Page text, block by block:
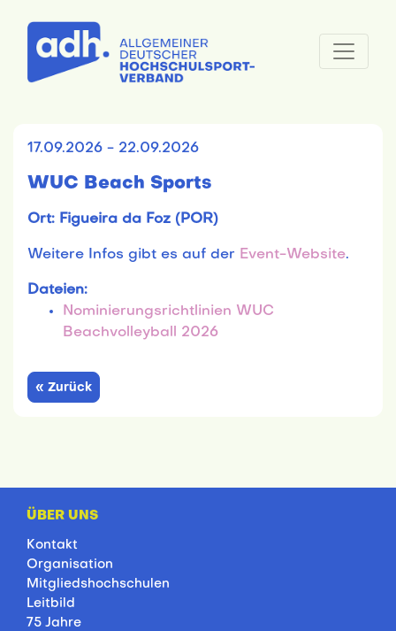
17.09.2026 - 22.09.2026
WUC Beach Sports
Ort: Figueira da Foz (POR)
Weitere Infos gibt es auf der Event-Website.
Dateien:
Nominierungsrichtlinien WUC
Beachvolleyball 2026
« Zurück
ÜBER UNS
Kontakt
Organisation
Mitgliedshochschulen
Leitbild
75 Jahre